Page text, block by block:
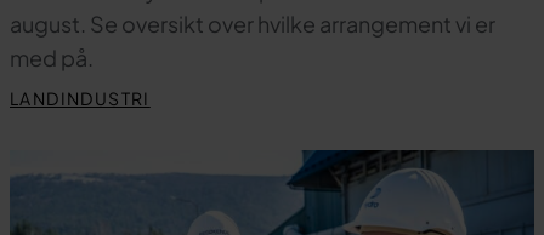
august. Se oversikt over hvilke arrangement vi er
med på.
LANDINDUSTRI